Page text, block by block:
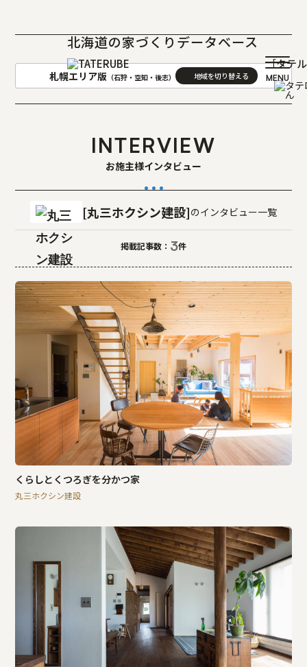
北海道の家づくりデータベース
［タテ
札幌エリア版 （石狩・空知・後志）
札幌(石狩･空知･後志)版
旭川(上川･留萌･宗谷)版
函館(渡島･檜山)版
帯広(十勝)版
室蘭(胆振･日高)版
釧路(釧路･根室)版
北見(オホーツク)版
INTERVIEW
お施主様インタビュー
丸三ホクシン建設 のインタビュー一覧
掲載記事数： 3件
くらしとくつろぎを分かつ家
丸三ホクシン建設